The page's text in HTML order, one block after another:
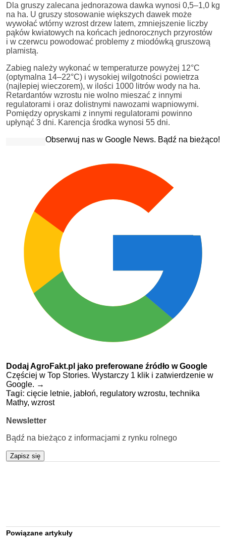
Dla gruszy zalecana jednorazowa dawka wynosi 0,5–1,0 kg
na ha. U gruszy stosowanie większych dawek może
wywołać wtórny wzrost drzew latem, zmniejszenie liczby
pąków kwiatowych na końcach jednorocznych przyrostów
i w czerwcu powodować problemy z miodówką gruszową
plamistą.
Zabieg należy wykonać w temperaturze powyżej 12°C
(optymalna 14–22°C) i wysokiej wilgotności powietrza
(najlepiej wieczorem), w ilości 1000 litrów wody na ha.
Retardantów wzrostu nie wolno mieszać z innymi
regulatorami i oraz dolistnymi nawozami wapniowymi.
Pomiędzy opryskami z innymi regulatorami powinno
upłynąć 3 dni. Karencja środka wynosi 55 dni.
Obserwuj nas w Google News. Bądź na bieżąco!
Dodaj AgroFakt.pl jako preferowane źródło w Google
Częściej w Top Stories. Wystarczy 1 klik i zatwierdzenie w
Google. →
Tagi: cięcie letnie, jabłoń, regulatory wzrostu, technika
Mathy, wzrost
Newsletter
Bądź na bieżąco z informacjami z rynku rolnego
Zapisz się
Powiązane artykuły